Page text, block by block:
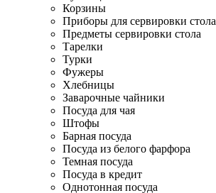
Корзины
Приборы для сервировки стола
Предметы сервировки стола
Тарелки
Турки
Фужеры
Хлебницы
Заварочные чайники
Посуда для чая
Штофы
Барная посуда
Посуда из белого фарфора
Темная посуда
Посуда в кредит
Однотонная посуда